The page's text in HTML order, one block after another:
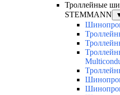
Троллейные
STEMMANN